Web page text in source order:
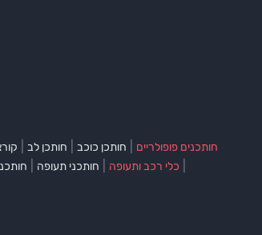
חותכנים פופולריים חותכן כוכב חותכן לב
כלי רכב ותעופה חותכני תעופה